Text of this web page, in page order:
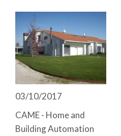
03/10/2017
CAME - Home and
Building Automation